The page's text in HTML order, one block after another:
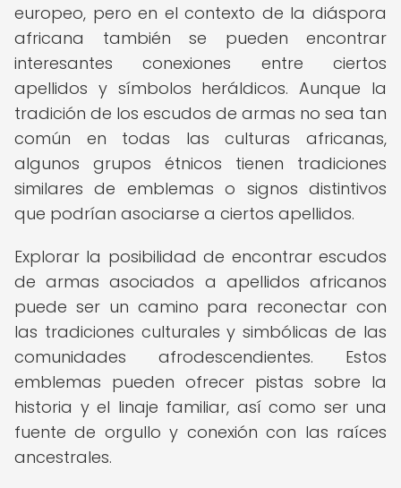
europeo, pero en el contexto de la diáspora
africana también se pueden encontrar
interesantes conexiones entre ciertos
apellidos y símbolos heráldicos. Aunque la
tradición de los escudos de armas no sea tan
común en todas las culturas africanas,
algunos grupos étnicos tienen tradiciones
similares de emblemas o signos distintivos
que podrían asociarse a ciertos apellidos.
Explorar la posibilidad de encontrar escudos
de armas asociados a apellidos africanos
puede ser un camino para reconectar con
las tradiciones culturales y simbólicas de las
comunidades afrodescendientes. Estos
emblemas pueden ofrecer pistas sobre la
historia y el linaje familiar, así como ser una
fuente de orgullo y conexión con las raíces
ancestrales.